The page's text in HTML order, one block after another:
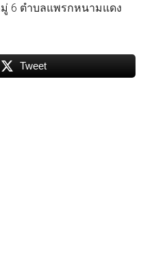
6 ตำบลแพรกหนามแดง
Tweet